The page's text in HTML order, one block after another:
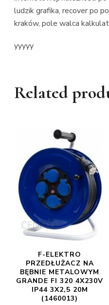
ludzik grafika, recover po
kraków, pole walca
yyyyy
Related
F-ELEKTRO
PRZEDŁUŻACZ NA
BĘBNIE METALOWYM
GRANDE FI 320 4X230V
IP44 3X2,5 20M
(1460013)